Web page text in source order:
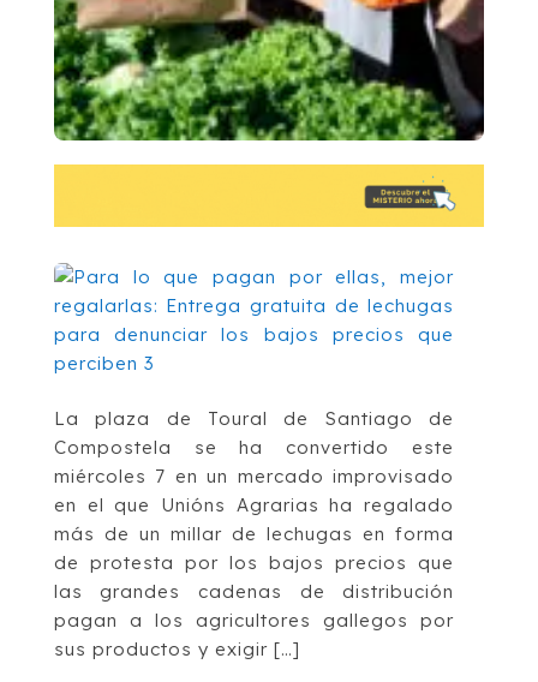
La plaza de Toural de Santiago de
Compostela se ha convertido este
miércoles 7 en un mercado improvisado
en el que Unións Agrarias ha regalado
más de un millar de lechugas en forma
de protesta por los bajos precios que
las grandes cadenas de distribución
pagan a los agricultores gallegos por
sus productos y exigir […]